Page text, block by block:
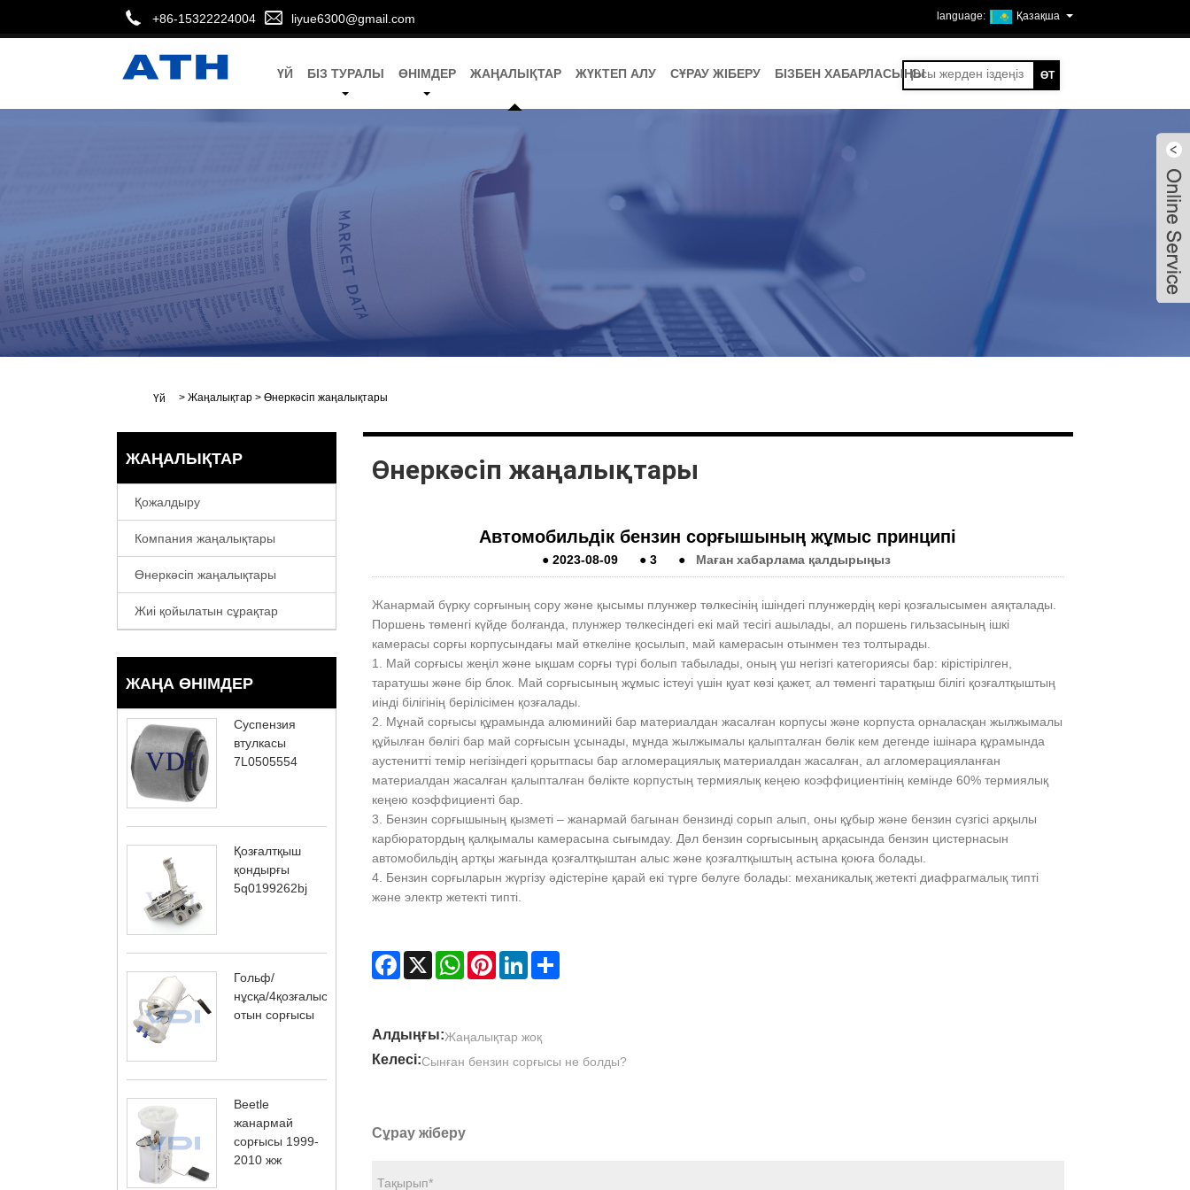
+86-15322224004 liyue6300@gmail.com Қазақша
ҮЙ БІЗ ТУРАЛЫ ӨНІМДЕР ЖАҢАЛЫҚТАР ЖҮКТЕП АЛУ СҰРАУ ЖІБЕРУ БІЗБЕН ХАБАРЛАСЫҢЫ
Үй > Жаңалықтар > Өнеркәсіп жаңалықтары
ЖАҢАЛЫҚТАР
Қожалдыру
Компания жаңалықтары
Өнеркәсіп жаңалықтары
Жиі қойылатын сұрақтар
ЖАҢА ӨНІМДЕР
Суспензия
втулкасы
7L0505554
Қозғалтқыш
қондырғы
5q0199262bj
Гольф/
нұсқа/4қозғалыс
отын сорғысы
Beetle
жанармай
сорғысы 1999-
2010 жж
Өнеркәсіп жаңалықтары
Автомобильдік бензин сорғышының жұмыс принципі
● 2023-08-09 ● 3 ● Маған хабарлама қалдырыңыз
Жанармай бүрку сорғының сору және қысымы плунжер төлкесінің ішіндегі плунжердің кері қозғалысымен аяқталады.
Поршень төменгі күйде болғанда, плунжер төлкесіндегі екі май тесігі ашылады, ал поршень гильзасының ішкі
камерасы сорғы корпусындағы май өткеліне қосылып, май камерасын отынмен тез толтырады.
1. Май сорғысы жеңіл және ықшам сорғы түрі болып табылады, оның үш негізгі категориясы бар: кірістірілген,
таратушы және бір блок. Май сорғысының жұмыс істеуі үшін қуат көзі қажет, ал төменгі таратқыш білігі қозғалтқыштың
иінді білігінің берілісімен қозғалады.
2. Мұнай сорғысы құрамында алюминийі бар материалдан жасалған корпусы және корпуста орналасқан жылжымалы
құйылған бөлігі бар май сорғысын ұсынады, мұнда жылжымалы қалыпталған бөлік кем дегенде ішінара құрамында
аустенитті темір негізіндегі қорытпасы бар агломерациялық материалдан жасалған, ал агломерацияланған
материалдан жасалған қалыпталған бөлікте корпустың термиялық кеңею коэффициентінің кемінде 60% термиялық
кеңею коэффициенті бар.
3. Бензин сорғышының қызметі – жанармай багынан бензинді сорып алып, оны құбыр және бензин сүзгісі арқылы
карбюратордың қалқымалы камерасына сығымдау. Дәл бензин сорғысының арқасында бензин цистернасын
автомобильдің артқы жағында қозғалтқыштан алыс және қозғалтқыштың астына қоюға болады.
4. Бензин сорғыларын жүргізу әдістеріне қарай екі түрге бөлуге болады: механикалық жетекті диафрагмалық типті
және электр жетекті типті.
Facebook
X WhatsAppPinterestLinkedInShare
Алдыңғы:Жаңалықтар жоқ
Келесі:Сынған бензин сорғысы не болды?
Сұрау жіберу